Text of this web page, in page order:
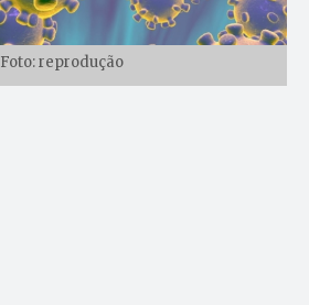
Foto: reprodução